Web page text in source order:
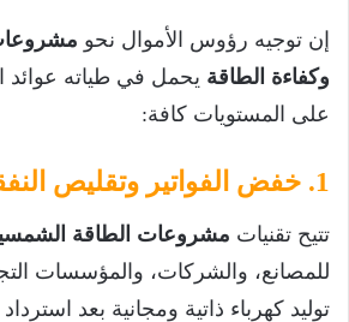
إن توجيه رؤوس الأموال نحو
وكفاءة الطاقة يحمل في طياته عوائد
على المستويات كافة:
1. خفض الفواتير وتقليص النفقات التشغيلية
تتيح تقنيات مشروعات الطاقة
للمصانع، والشركات، والمؤسسات
توليد كهرباء ذاتية ومجانية بعد